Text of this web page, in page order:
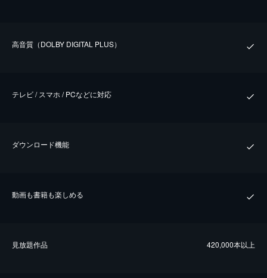
⾼⾳質（DOLBY DIGITAL PLUS）
テレビ / スマホ / PCなどに対応
ダウンロード機能
動画も書籍も楽しめる
⾒放題作品 420,000本以上